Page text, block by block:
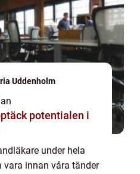
Uddenholm
potentialen i
under hela
vara innan våra tänder